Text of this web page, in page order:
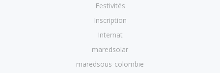
Festivités
Inscription
Internat
maredsolar
maredsous-colombie